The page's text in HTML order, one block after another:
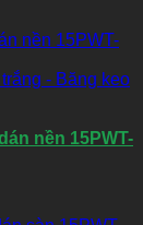
nền 15PWT-